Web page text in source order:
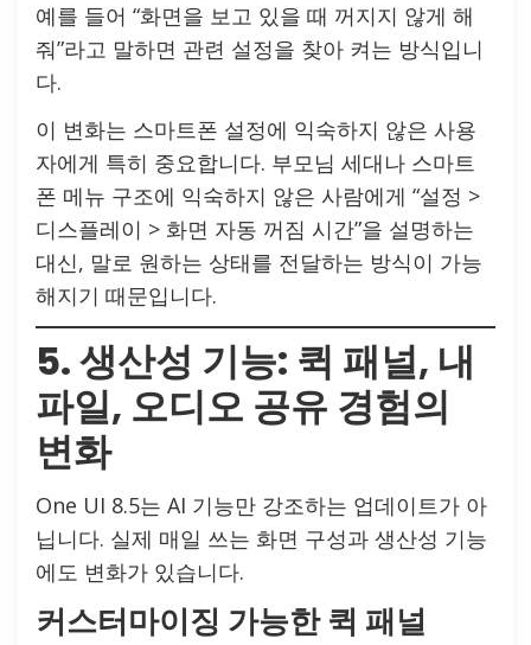
예를 들어 “화면을 보고 있을 때 꺼지지 않게 해
줘”라고 말하면 관련 설정을 찾아 켜는 방식입니
다.
이 변화는 스마트폰 설정에 익숙하지 않은 사용
자에게 특히 중요합니다. 부모님 세대나 스마트
폰 메뉴 구조에 익숙하지 않은 사람에게 “설정 >
디스플레이 > 화면 자동 꺼짐 시간”을 설명하는
대신, 말로 원하는 상태를 전달하는 방식이 가능
해지기 때문입니다.
5. 생산성 기능: 퀵 패널, 내
파일, 오디오 공유 경험의
변화
One UI 8.5는 AI 기능만 강조하는 업데이트가 아
닙니다. 실제 매일 쓰는 화면 구성과 생산성 기능
에도 변화가 있습니다.
커스터마이징 가능한 퀵 패널